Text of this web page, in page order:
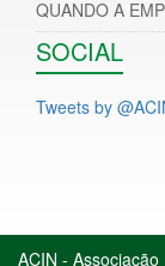
QUANDO A
SOCIAL
Tweets by
ACIN -